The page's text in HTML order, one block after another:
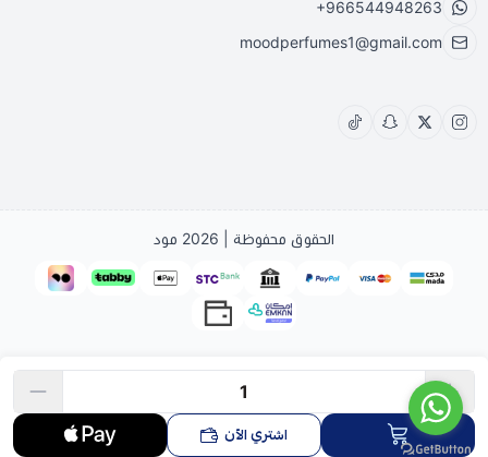
اشتري الآن
+966544948263
moodperfumes1@gmail.com
الحقوق محفوظة | 2026 مود